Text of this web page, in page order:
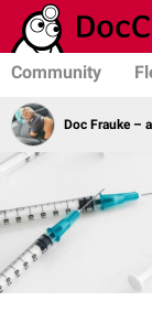
Community
Doc Frauke –